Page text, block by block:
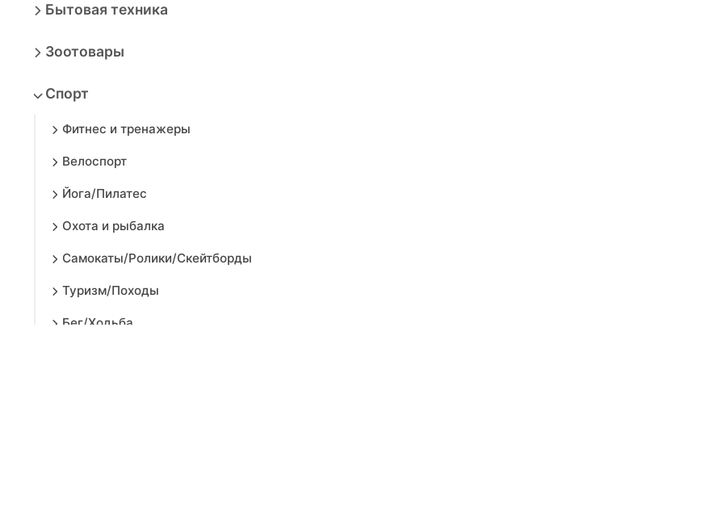
Бытовая техника
Зоотовары
Спорт
Фитнес и тренажеры
Велоспорт
Йога/Пилатес
Охота и рыбалка
Самокаты/Ролики/Скейтборды
Туризм/Походы
Бег/Ходьба